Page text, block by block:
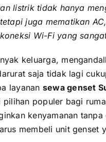
listrik tidak hanya
juga mematikan
Wi-Fi yang
keluarga,
saja tidak lagi
layanan sewa genset
pilihan populer bagi
kenyamanan tanpa
membeli unit genset